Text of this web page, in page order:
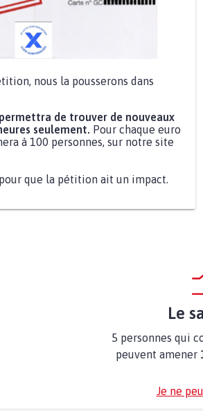
nous la pousserons dans
de trouver de nouveaux
seulement. Pour chaque euro
à 100 personnes, sur notre site
que la pétition ait un impact.
Le
5 personnes qui
peuvent amener
Je ne